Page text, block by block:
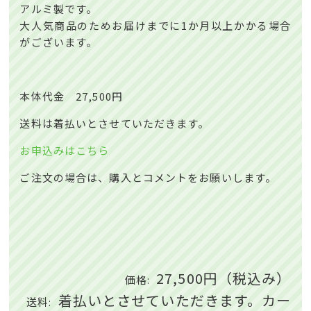
アルミ製です。
大人気商品のためお届けまでに1か月以上かかる場合
がございます。
本体代金 27,500円
送料は着払いとさせていただきます。
お申込みはこちら
ご注文の場合は、購入とコメントをお願いします。
価格: 27,500円（税込み）
送料: 着払いとさせていただきます。カー